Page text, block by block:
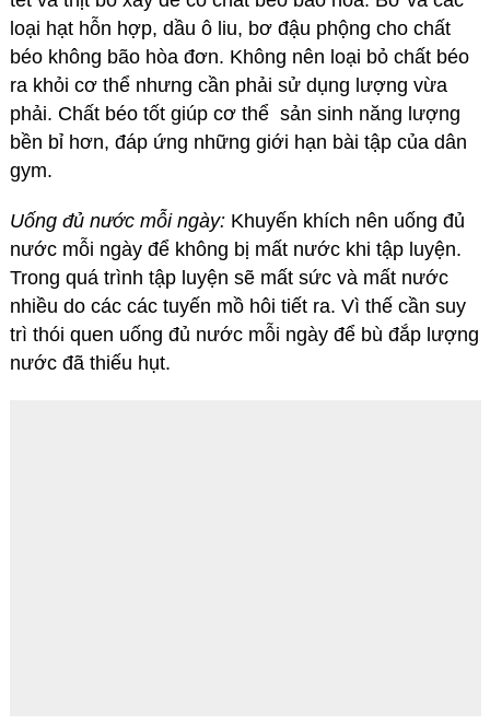
loại hạt hỗn hợp, dầu ô liu, bơ đậu phộng cho chất
béo không bão hòa đơn. Không nên loại bỏ chất béo
ra khỏi cơ thể nhưng cần phải sử dụng lượng vừa
phải. Chất béo tốt giúp cơ thể sản sinh năng lượng
bền bỉ hơn, đáp ứng những giới hạn bài tập của dân
gym.
Uống đủ nước mỗi ngày: Khuyến khích nên uống đủ
nước mỗi ngày để không bị mất nước khi tập luyện.
Trong quá trình tập luyện sẽ mất sức và mất nước
nhiều do các các tuyến mồ hôi tiết ra. Vì thế cần suy
trì thói quen uống đủ nước mỗi ngày để bù đắp lượng
nước đã thiếu hụt.